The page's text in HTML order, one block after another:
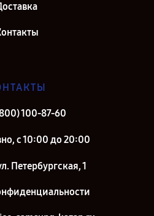
100-87-60
с 10:00 до 20:00
Петербургская, 1